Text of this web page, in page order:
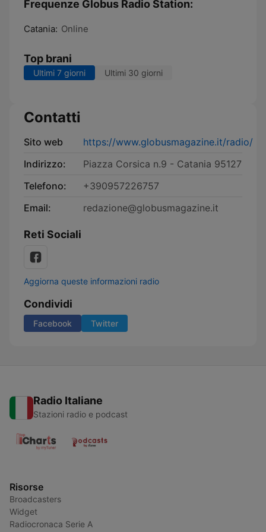
Frequenze Globus Radio Station:
Catania: Online
Top brani
Ultimi 7 giorni Ultimi 30 giorni
Contatti
Sito web
https://www.globusmagazine.it/radio/
Indirizzo:
Piazza Corsica n.9 - Catania 95127
Telefono:
+390957226757
Email:
redazione@globusmagazine.it
Reti Sociali
Aggiorna queste informazioni radio
Condividi
Facebook Twitter
Radio Italiane
Stazioni radio e podcast
Risorse
Broadcasters
Widget
Radiocronaca Serie A